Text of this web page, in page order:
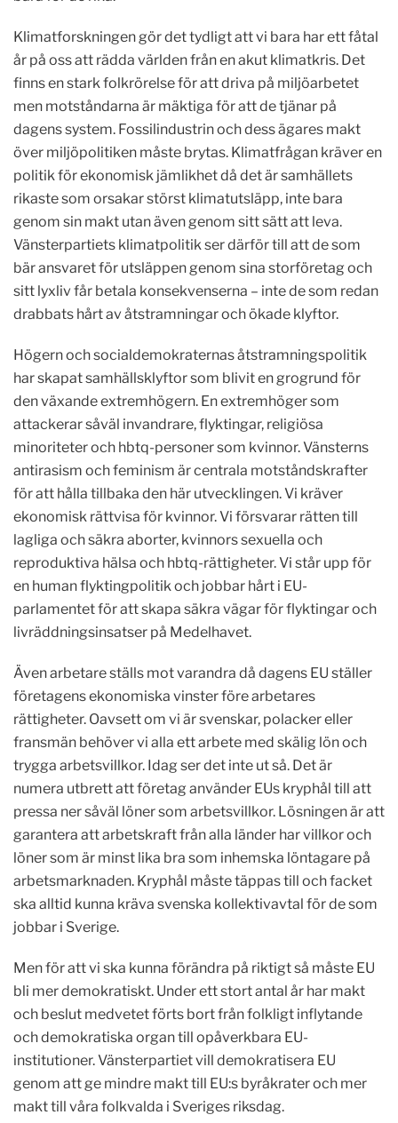
Klimatforskningen gör det tydligt att vi bara har ett fåtal
år på oss att rädda världen från en akut klimatkris. Det
finns en stark folkrörelse för att driva på miljöarbetet
men motståndarna är mäktiga för att de tjänar på
dagens system. Fossilindustrin och dess ägares makt
över miljöpolitiken måste brytas. Klimatfrågan kräver en
politik för ekonomisk jämlikhet då det är samhällets
rikaste som orsakar störst klimatutsläpp, inte bara
genom sin makt utan även genom sitt sätt att leva.
Vänsterpartiets klimatpolitik ser därför till att de som
bär ansvaret för utsläppen genom sina storföretag och
sitt lyxliv får betala konsekvenserna – inte de som redan
drabbats hårt av åtstramningar och ökade klyftor.
Högern och socialdemokraternas åtstramningspolitik
har skapat samhällsklyftor som blivit en grogrund för
den växande extremhögern. En extremhöger som
attackerar såväl invandrare, flyktingar, religiösa
minoriteter och hbtq-personer som kvinnor. Vänsterns
antirasism och feminism är centrala motståndskrafter
för att hålla tillbaka den här utvecklingen. Vi kräver
ekonomisk rättvisa för kvinnor. Vi försvarar rätten till
lagliga och säkra aborter, kvinnors sexuella och
reproduktiva hälsa och hbtq-rättigheter. Vi står upp för
en human flyktingpolitik och jobbar hårt i EU-
parlamentet för att skapa säkra vägar för flyktingar och
livräddningsinsatser på Medelhavet.
Även arbetare ställs mot varandra då dagens EU ställer
företagens ekonomiska vinster före arbetares
rättigheter. Oavsett om vi är svenskar, polacker eller
fransmän behöver vi alla ett arbete med skälig lön och
trygga arbetsvillkor. Idag ser det inte ut så. Det är
numera utbrett att företag använder EUs kryphål till att
pressa ner såväl löner som arbetsvillkor. Lösningen är att
garantera att arbetskraft från alla länder har villkor och
löner som är minst lika bra som inhemska löntagare på
arbetsmarknaden. Kryphål måste täppas till och facket
ska alltid kunna kräva svenska kollektivavtal för de som
jobbar i Sverige.
Men för att vi ska kunna förändra på riktigt så måste EU
bli mer demokratiskt. Under ett stort antal år har makt
och beslut medvetet förts bort från folkligt inflytande
och demokratiska organ till opåverkbara EU-
institutioner. Vänsterpartiet vill demokratisera EU
genom att ge mindre makt till EU:s byråkrater och mer
makt till våra folkvalda i Sveriges riksdag.